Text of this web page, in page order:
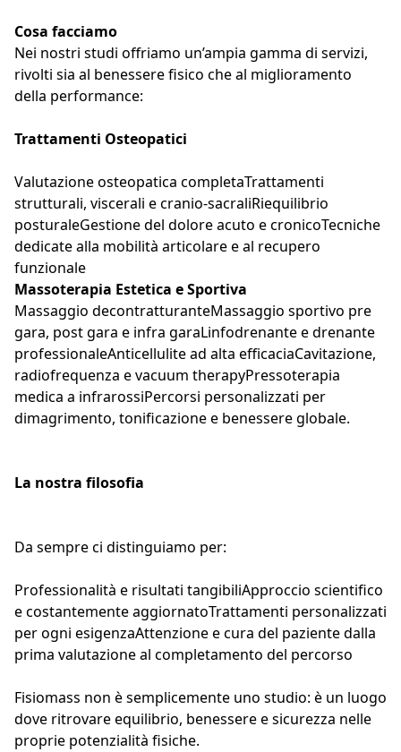
Cosa facciamo
Nei nostri studi offriamo un’ampia gamma di servizi,
rivolti sia al benessere fisico che al miglioramento
della performance:
Trattamenti Osteopatici
Valutazione osteopatica completaTrattamenti
strutturali, viscerali e cranio-sacraliRiequilibrio
posturaleGestione del dolore acuto e cronicoTecniche
dedicate alla mobilità articolare e al recupero
funzionale
Massoterapia Estetica e Sportiva
Massaggio decontratturanteMassaggio sportivo pre
gara, post gara e infra garaLinfodrenante e drenante
professionaleAnticellulite ad alta efficaciaCavitazione,
radiofrequenza e vacuum therapyPressoterapia
medica a infrarossiPercorsi personalizzati per
dimagrimento, tonificazione e benessere globale.
La nostra filosofia
Da sempre ci distinguiamo per:
Professionalità e risultati tangibiliApproccio scientifico
e costantemente aggiornatoTrattamenti personalizzati
per ogni esigenzaAttenzione e cura del paziente dalla
prima valutazione al completamento del percorso
Fisiomass non è semplicemente uno studio: è un luogo
dove ritrovare equilibrio, benessere e sicurezza nelle
proprie potenzialità fisiche.